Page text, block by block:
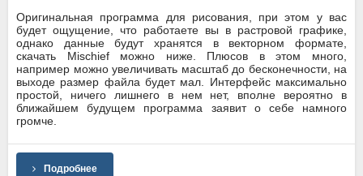
Оригинальная программа для рисования, при этом у вас
будет ощущение, что работаете вы в растровой графике,
однако данные будут хранятся в векторном формате,
скачать Mischief можно ниже. Плюсов в этом много,
например можно увеличивать масштаб до бесконечности, на
выходе размер файла будет мал. Интерфейс максимально
простой, ничего лишнего в нем нет, вполне вероятно в
ближайшем будущем программа заявит о себе намного
громче.
Подробнее